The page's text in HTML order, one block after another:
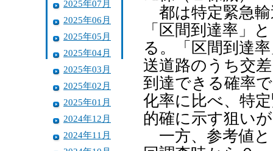
2025年07月
2025年06月
2025年05月
2025年04月
2025年03月
2025年02月
2025年01月
2024年12月
2024年11月
都は特定緊急輸
「区間到達率」
る。「区間到達
送道路のうち交
到達できる確率
化率に比べ、特
的確に示す狙い
一方、参考値と